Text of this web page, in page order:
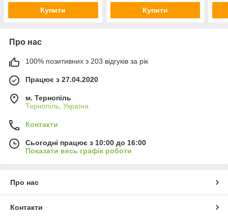
Купити Купити
Про нас
100% позитивних з 203 відгуків за рік
Працює з 27.04.2020
м. Тернопіль
Тернопіль, Україна
Контакти
Сьогодні працює з 10:00 до 16:00
Показати весь графік роботи
Про нас
Контакти